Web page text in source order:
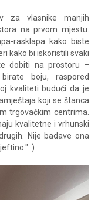
za vlasnike manjih
na prvom mjestu.
rasklapa kako biste
kako bi iskoristili svaki
dobiti na prostoru –
boju, raspored
kvaliteti budući da je
koji se štanca
trgovačkim centrima.
kvalitetne i vrhunski
Nije badave ona
:)